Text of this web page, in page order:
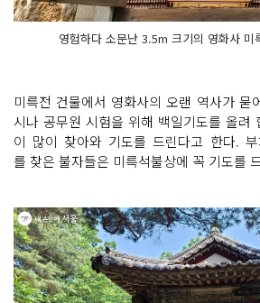
영험하다 소문난 3.5m 크기의 영화사
미륵전 건물에서 영화사의 오랜 역사가 묻
시나 공무원 시험을 위해 백일기도를 올려
이 많이 찾아와 기도를 드린다고 한다.
를 찾은 불자들은 미륵석불상에 꼭 기도를